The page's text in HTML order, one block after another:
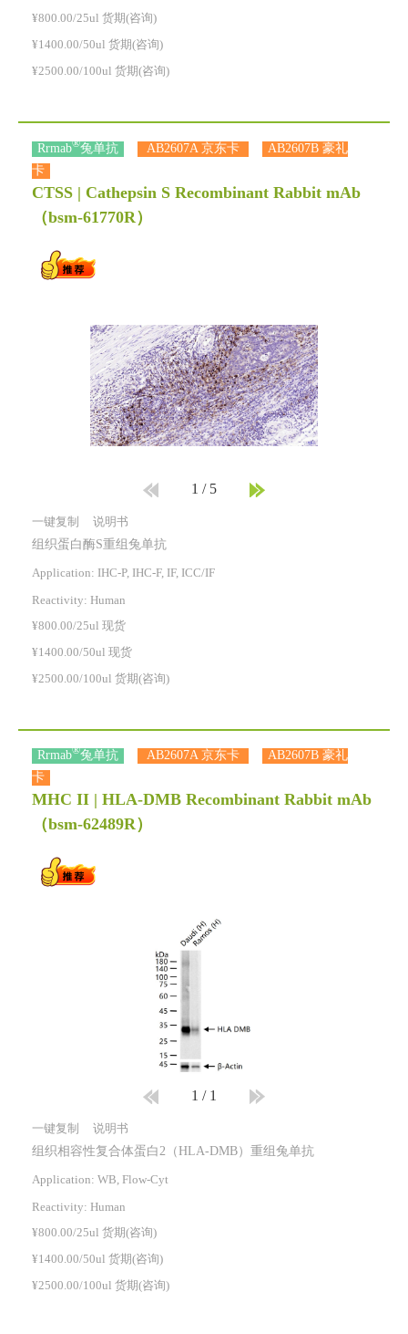
¥800.00/25ul 货期(咨询)
¥1400.00/50ul 货期(咨询)
¥2500.00/100ul 货期(咨询)
Rrmab®兔单抗 AB2607A 京东卡
AB2607B 豪礼
卡
CTSS | Cathepsin S Recombinant Rabbit mAb
（bsm-61770R）
1 / 5
一键复制 说明书
组织蛋白酶S重组兔单抗
Application: IHC-P, IHC-F, IF, ICC/IF
Reactivity: Human
¥800.00/25ul 现货
¥1400.00/50ul 现货
¥2500.00/100ul 货期(咨询)
Rrmab®兔单抗 AB2607A 京东卡
AB2607B 豪礼
卡
MHC II | HLA-DMB Recombinant Rabbit mAb
（bsm-62489R）
1 / 1
一键复制 说明书
组织相容性复合体蛋白2（HLA-DMB）重组兔单抗
Application: WB, Flow-Cyt
Reactivity: Human
¥800.00/25ul 货期(咨询)
¥1400.00/50ul 货期(咨询)
¥2500.00/100ul 货期(咨询)